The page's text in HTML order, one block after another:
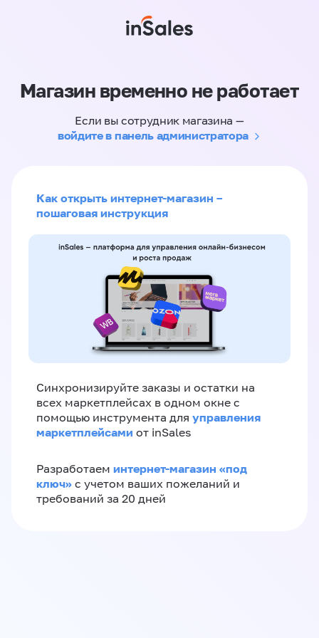
Магазин временно не работает
Если вы сотрудник магазина —
войдите в панель администратора
Как открыть интернет-магазин –
пошаговая инструкция
Синхронизируйте заказы и остатки на
всех маркетплейсах в одном окне с
помощью инструмента для управления
маркетплейсами от inSales
Разработаем интернет-магазин «‎под
ключ»‎ с учетом ваших пожеланий и
требований за 20 дней